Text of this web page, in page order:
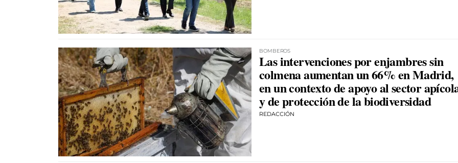
BOMBEROS
Las intervenciones por enjambres sin
colmena aumentan un 66% en Madrid,
en un contexto de apoyo al sector
y de protección de la biodiversidad
REDACCIÓN